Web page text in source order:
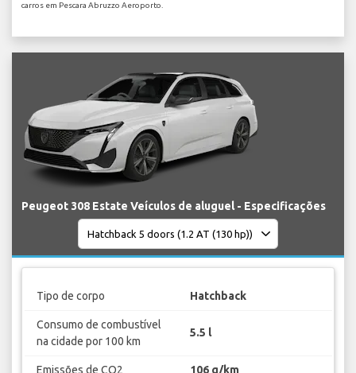
carros em Pescara Abruzzo Aeroporto.
Peugeot 308 Estate Veículos de aluguel - Especificações
Tipo de corpo Hatchback
Consumo de combustível
na cidade por 100 km
5.5 l
Emissões de CO2 106 g/km